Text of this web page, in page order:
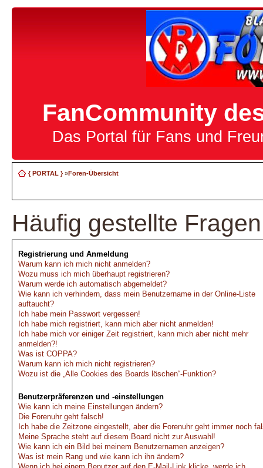
FanCommunity
Das Portal für Fans und
{ PORTAL }»Foren-Übersicht
Häufig gestellte Fragen
Registrierung und Anmeldung
Warum kann ich mich nicht anmelden?
Wozu muss ich mich überhaupt registrieren?
Warum werde ich automatisch abgemeldet?
Wie kann ich verhindern, dass mein Benutzername in der Online-Liste
auftaucht?
Ich habe mein Passwort vergessen!
Ich habe mich registriert, kann mich aber nicht anmelden!
Ich habe mich vor einiger Zeit registriert, kann mich aber nicht mehr
anmelden?!
Was ist COPPA?
Warum kann ich mich nicht registrieren?
Wozu ist die „Alle Cookies des Boards löschen“-Funktion?
Benutzerpräferenzen und -einstellungen
Wie kann ich meine Einstellungen ändern?
Die Forenuhr geht falsch!
Ich habe die Zeitzone eingestellt, aber die Forenuhr geht immer noch
Meine Sprache steht auf diesem Board nicht zur Auswahl!
Wie kann ich ein Bild bei meinem Benutzernamen anzeigen?
Was ist mein Rang und wie kann ich ihn ändern?